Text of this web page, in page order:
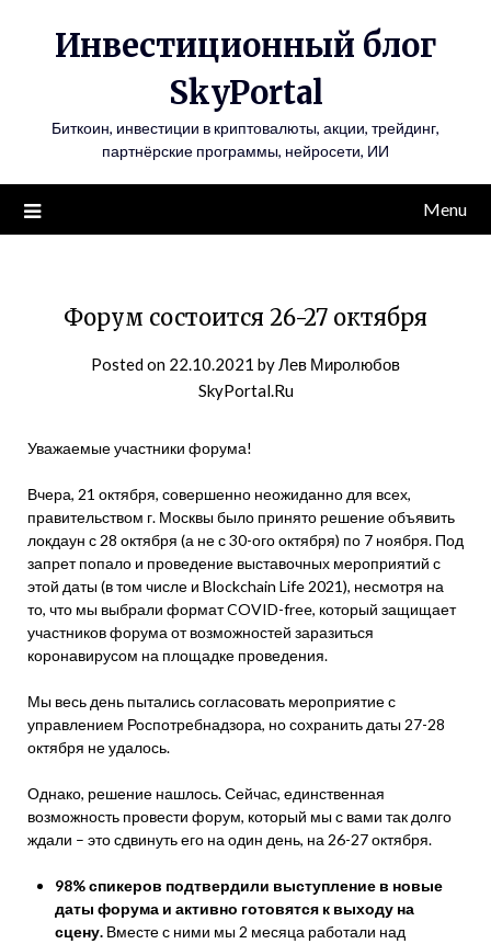
Инвестиционный блог
SkyPortal
Биткоин, инвестиции в криптовалюты, акции, трейдинг,
партнёрские программы, нейросети, ИИ
Menu
Форум состоится 26-27 октября
Posted on 22.10.2021 byЛев Миролюбов
SkyPortal.Ru
Уважаемые участники форума!
Вчера, 21 октября, совершенно неожиданно для всех,
правительством г. Москвы было принято решение объявить
локдаун с 28 октября (а не с 30-ого октября) по 7 ноября. Под
запрет попало и проведение выставочных мероприятий с
этой даты (в том числе и Blockchain Life 2021), несмотря на
то, что мы выбрали формат COVID-free, который защищает
участников форума от возможностей заразиться
коронавирусом на площадке проведения.
Мы весь день пытались согласовать мероприятие с
управлением Роспотребнадзора, но сохранить даты 27-28
октября не удалось.
Однако, решение нашлось. Сейчас, единственная
возможность провести форум, который мы с вами так долго
ждали – это сдвинуть его на один день, на 26-27 октября.
98% спикеров подтвердили выступление в новые
даты форума и активно готовятся к выходу на
сцену. Вместе с ними мы 2 месяца работали над